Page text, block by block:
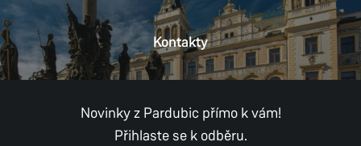
Úterý 9:00–16:00
Středa 9:00–16:00
Čtvrtek 9:00–16:00
Kontakty
Novinky z Pardubic přímo k vám!
Přihlaste se k odběru.